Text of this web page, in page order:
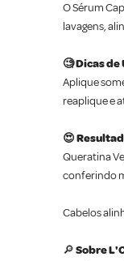
O Sérum
lavagens,
🧐 Dicas de
Aplique
reaplique e
😍
Queratina
conferindo
Cabelos
🔎Sobre